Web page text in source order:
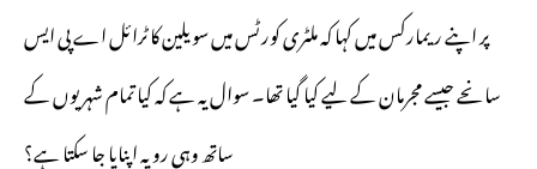
پر اپنے ریمارکس میں کہا کہ ملٹری کورٹس میں سویلین کا ٹرائل اے پی ایس
سانحے جیسے مجرمان کے لیے کیا گیا تھا۔ سوال یہ ہے کہ کیا تمام شہریوں کے
ساتھ وہی رویہ اپنایا جا سکتا ہے؟